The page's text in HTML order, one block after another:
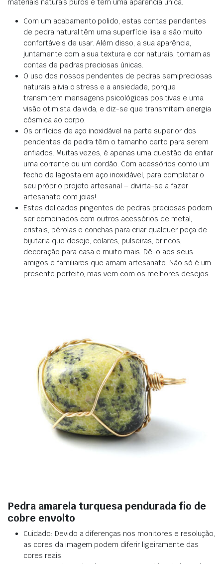
materiais naturais puros e tem uma aparência única.
Com um acabamento polido, estas contas pendentes
de pedra natural têm uma superfície lisa e são muito
confortáveis de usar. Além disso, a sua aparência,
juntamente com a sua textura e cor naturais, tornam as
contas de pedras preciosas únicas.
O uso dos nossos pendentes de pedras semipreciosas
naturais alivia o stress e a ansiedade, porque
transmitem mensagens psicológicas positivas e uma
visão otimista da vida, e diz-se que transmitem energia
cósmica ao corpo.
Os orifícios de aço inoxidável na parte superior dos
pendentes de pedra têm o tamanho certo para serem
enfiados. Muitas vezes, é apenas uma questão de enfiar
uma corrente ou um cordão. Com acessórios como um
fecho de lagosta em aço inoxidável, para completar o
seu próprio projeto artesanal – divirta-se a fazer
artesanato com joias!
Estes delicados pingentes de pedras preciosas podem
ser combinados com outros acessórios de metal,
cristais, pérolas e conchas para criar qualquer peça de
bijutaria que deseje, colares, pulseiras, brincos,
decoração para casa e muito mais. Dê-o aos seus
amigos e familiares que amam artesanato. Não só é um
presente perfeito, mas vem com os melhores desejos.
Pedra amarela turquesa pendurada fio de
cobre envolto
Cuidado: Devido a diferenças nos monitores e resolução,
as cores da imagem podem diferir ligeiramente das
cores reais.